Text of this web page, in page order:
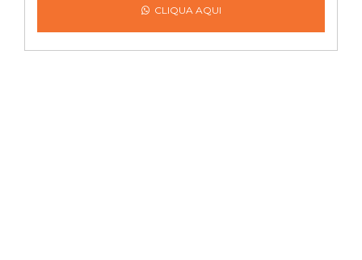
CLIQUA AQUI